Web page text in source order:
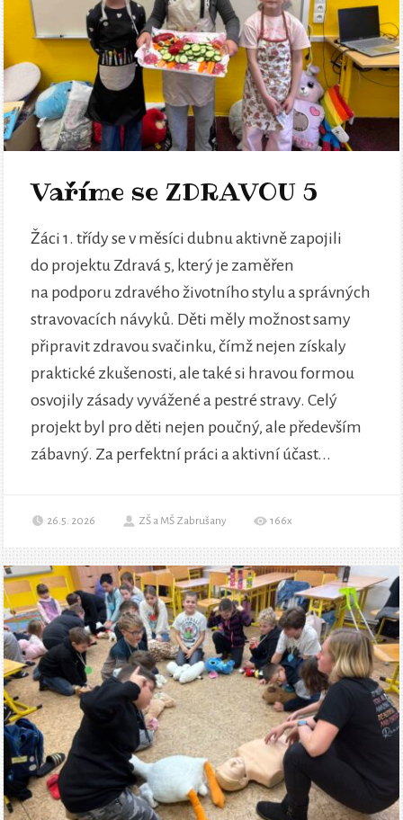
Vaříme se ZDRAVOU 5
Žáci 1. třídy se v měsíci dubnu aktivně zapojili
do projektu Zdravá 5, který je zaměřen
na podporu zdravého životního stylu a správných
stravovacích návyků. Děti měly možnost samy
připravit zdravou svačinku, čímž nejen získaly
praktické zkušenosti, ale také si hravou formou
osvojily zásady vyvážené a pestré stravy. Celý
projekt byl pro děti nejen poučný, ale především
zábavný. Za perfektní práci a aktivní účast...
26.5. 2026 ZŠ a MŠ Zabrušany 166x